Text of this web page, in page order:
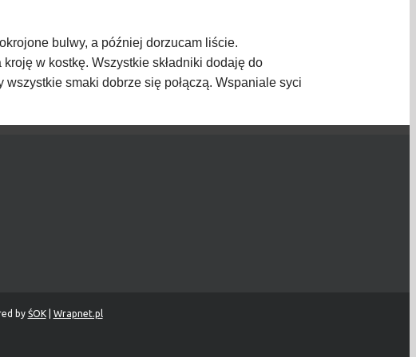
bulwy, a później dorzucam liście.
kroję w kostkę. Wszystkie składniki dodaję do
smaki dobrze się połączą. Wspaniale syci
by ŚOK| Wrapnet.pl